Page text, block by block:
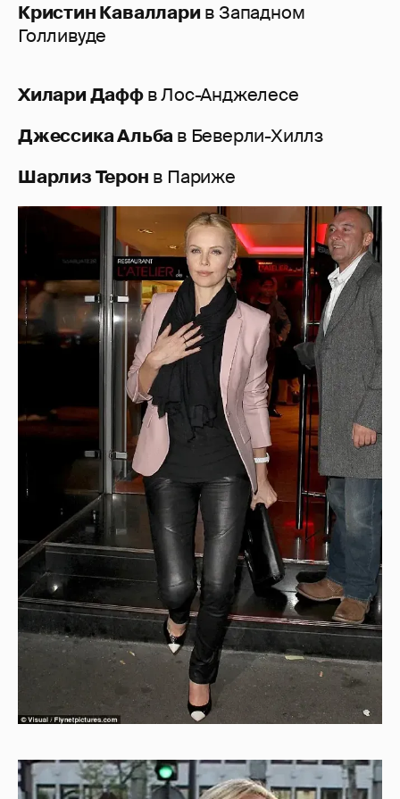
Кристин Каваллари в Западном
Голливуде
Хилари Даффв Лос-Анджелесе
Джессика Альбав Беверли-Хиллз
Шарлиз Терон в Париже